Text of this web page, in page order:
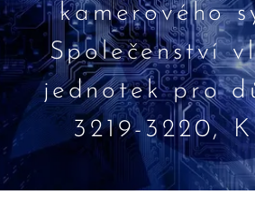
kamerového
Společenství
jednotek pro
3219-3220,